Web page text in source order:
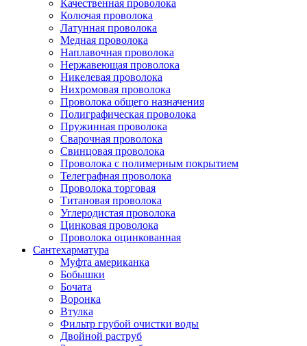
Качественная проволока
Колючая проволока
Латунная проволока
Медная проволока
Наплавочная проволока
Нержавеющая проволока
Никелевая проволока
Нихромовая проволока
Проволока общего назначения
Полиграфическая проволока
Пружинная проволока
Сварочная проволока
Свинцовая проволока
Проволока с полимерным покрытием
Телеграфная проволока
Проволока торговая
Титановая проволока
Углеродистая проволока
Цинковая проволока
Проволока оцинкованная
Сантехарматура
Муфта американка
Бобышки
Бочата
Воронка
Втулка
Фильтр грубой очистки воды
Двойной раструб